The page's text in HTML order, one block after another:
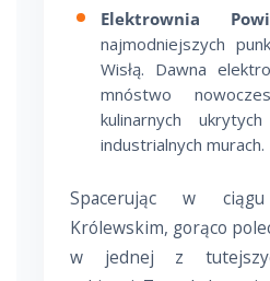
Elektrownia
najmodniejszych
Wisłą. Dawna
mnóstwo
kulinarnych
industrialnych murach.
Spacerując w
Królewskim, gorąco
w jednej z